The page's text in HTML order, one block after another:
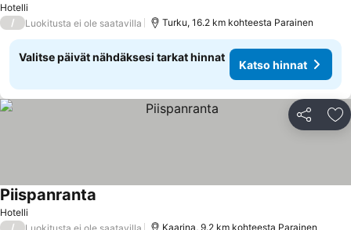
Hotelli
/ Luokitusta ei ole saatavilla Turku, 16.2 km kohteesta Parainen
Valitse päivät nähdäksesi tarkat hinnat
Katso hinnat
Jaa
Hotelli
Piispanranta
/ Luokitusta ei ole saatavilla Kaarina, 9.2 km kohteesta Parainen